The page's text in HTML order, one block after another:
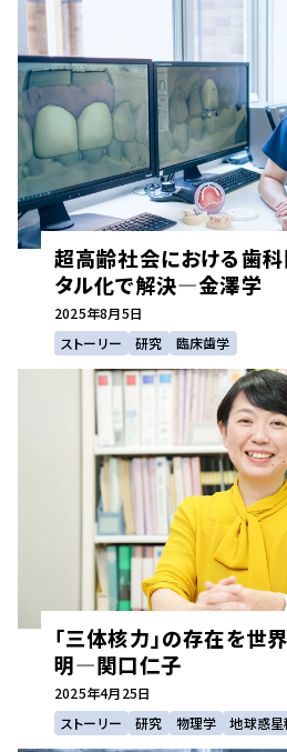
超高齢社会における歯
タル化で解決—金澤学
2025年8月5日
ストーリー
研究 臨床歯学
「三体核力」の存在を世
明—関口仁子
2025年4月25日
ストーリー
研究 物理学 地球惑